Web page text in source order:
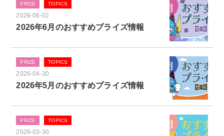
PRIZE TOPICS
2026-06-02
2026年6月のおすすめプライズ情報
PRIZE TOPICS
2026-04-30
2026年5月のおすすめプライズ情報
PRIZE TOPICS
2026-03-30